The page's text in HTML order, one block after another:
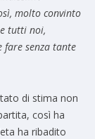
molto convinto
tutti noi,
fare senza tante
di stima non
così ha
ha ribadito